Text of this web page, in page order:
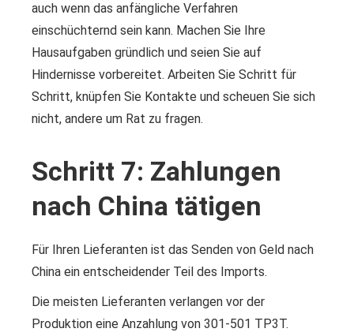
auch wenn das anfängliche Verfahren
einschüchternd sein kann. Machen Sie Ihre
Hausaufgaben gründlich und seien Sie auf
Hindernisse vorbereitet. Arbeiten Sie Schritt für
Schritt, knüpfen Sie Kontakte und scheuen Sie sich
nicht, andere um Rat zu fragen.
Schritt 7: Zahlungen
nach China tätigen
Für Ihren Lieferanten ist das Senden von Geld nach
China ein entscheidender Teil des Imports.
Die meisten Lieferanten verlangen vor der
Produktion eine Anzahlung von 301-501 TP3T.